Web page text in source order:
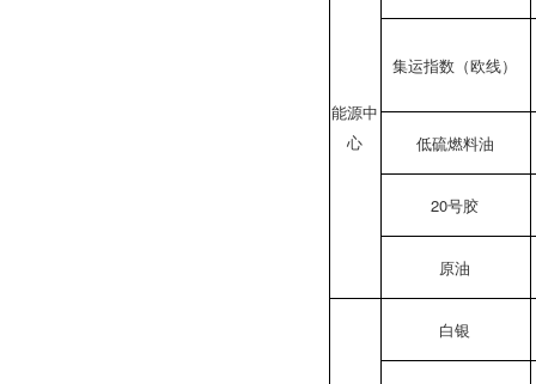
能源中
心
集运指数（欧线）
低硫燃料油
20号胶
原油
白银